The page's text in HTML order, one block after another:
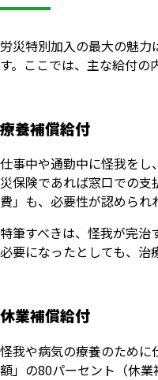
労災特別加入の最大の魅
す。ここでは、主な給付の
療養補償給付
仕事中や通勤中に怪我を
災保険であれば窓口での
費」も、必要性が認められ
特筆すべきは、怪我が完
必要になったとしても、治
休業補償給付
怪我や病気の療養のために
額」の80パーセント（休